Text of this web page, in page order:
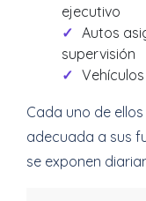
ejecutivo
Autos
supervisión
Cada uno de
adecuada a sus
se exponen